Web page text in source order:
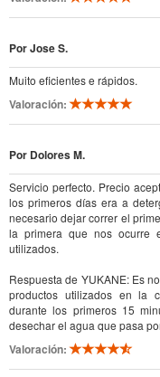
Por Jose S.
Muito eficientes e rápidos.
Valoración:
Por Dolores M.
Servicio perfecto. Precio
los primeros días era a
necesario dejar correr el
la primera que nos ocurre
utilizados.
Respuesta de YUKANE: Es
productos utilizados en la
durante los primeros 15
desechar el agua que pasa
Valoración: